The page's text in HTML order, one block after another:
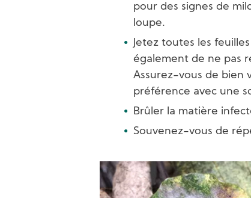
pour des signes de
loupe.
Jetez toutes les
également de ne pas
Assurez-vous de bien
préférence avec une
Brûler la matière
Souvenez-vous de
Image